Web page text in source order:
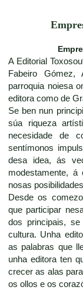
A Editorial
Fabeiro
parroquia noiesa
editora como de
Se ben nun
súa riqueza
necesidade de
sentímonos
desa idea, ás
modestamente,
nosas
Desde os
que participar
dos principais,
cultura. Unha
as palabras que
unha editora ten
crecer as alas
os ollos e os